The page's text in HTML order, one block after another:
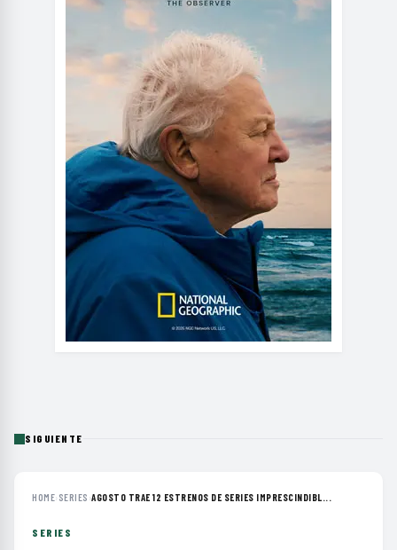
SIGUIENTE
HOME› SERIES ›AGOSTO TRAE 12 ESTRENOS DE SERIES IMPRESCINDIBL...
SERIES